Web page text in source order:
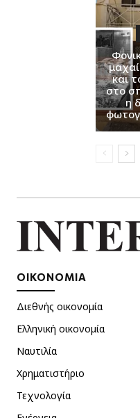
και
στο
η
ΟΙΚΟΝΟΜΙΑ
Διεθνής οικονομία
Ελληνική οικονομία
Ναυτιλία
Χρηματιστήριο
Τεχνολογία